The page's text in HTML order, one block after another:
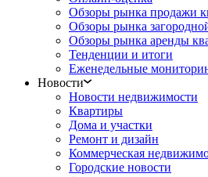
Обзоры рынка продажи
Обзоры рынка
Обзоры рынка аренды
Тенденции и итоги
Еженедельные
Новости
Новости недвижимости
Квартиры
Дома и участки
Ремонт и дизайн
Коммерческая
Городские новости